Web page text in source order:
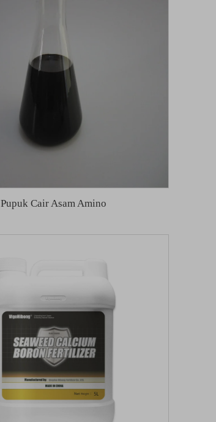
Pupuk Cair Asam Amino